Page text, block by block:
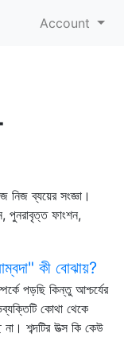
Account
নিজ ব্যয়ের সংজ্ঞা।
পুনরাবৃত্ত ফাংশন,
কী বোঝায়?
পড়ছি কিন্তু আশ্চর্যের
কোথা থেকে
শব্দটির উত্স কি কেউ